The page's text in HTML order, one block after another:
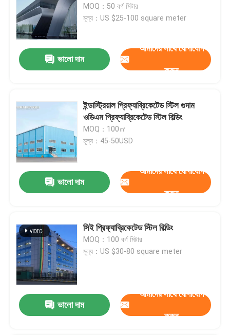
MOQ：50 বর্গ মিটার
মূল্য：US $25-100 square meter
ভালো দাম
আমাদের সাথে যোগাযোগ
করুন
ইন্ডাস্ট্রিয়াল প্রিফ্যাব্রিকেটেড স্টিল গুদাম
ওডিএম প্রিফ্যাব্রিকেটেড স্টিল বিল্ডিং
MOQ：100㎡
মূল্য：45-50USD
ভালো দাম
আমাদের সাথে যোগাযোগ
করুন
সিই প্রিফ্যাব্রিকেটেড স্টিল বিল্ডিং
MOQ：100 বর্গ মিটার
মূল্য：US $30-80 square meter
ভালো দাম
আমাদের সাথে যোগাযোগ
করুন